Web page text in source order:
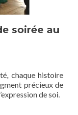
soirée au
chaque histoire
précieux de
de soi.